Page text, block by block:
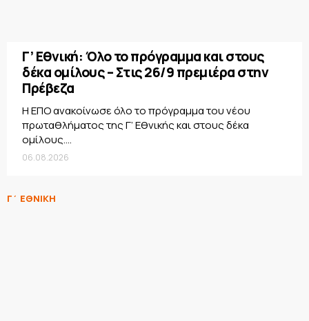
Γ’ Εθνική: Όλο το πρόγραμμα και στους
δέκα ομίλους – Στις 26/9 πρεμιέρα στην
Πρέβεζα
Η ΕΠΟ ανακοίνωσε όλο το πρόγραμμα του νέου
πρωταθλήματος της Γ’ Εθνικής και στους δέκα
ομίλους....
06.08.2026
Γ΄ ΕΘΝΙΚΗ